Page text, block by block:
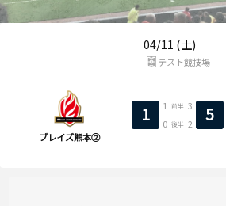
04/11 (土)
ブレイズ熊本②
1 1 前半 3
0 後半 2 5
テスト競技場